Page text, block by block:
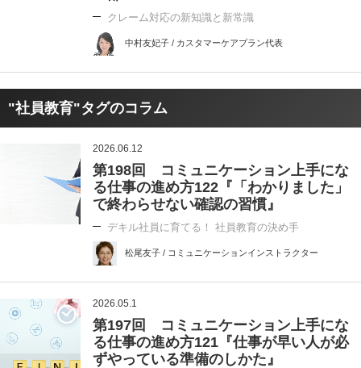
クレーム対応の新知識と新常識
中村友妃子 / カスタマーケアプラン代表
"社員教育"タグのコラム
2026.06.12
第198回 コミュニケーション上手にな
る仕事の進め方122『「わかりました」
で終わらせない確認の習慣』
デキル社員に育てる！ 社員教育の決め手
松尾友子 / コミュニケーションインストラクター
2026.05.1
第197回 コミュニケーション上手にな
る仕事の進め方121『仕事が早い人が必
ずやっている準備のしかた』